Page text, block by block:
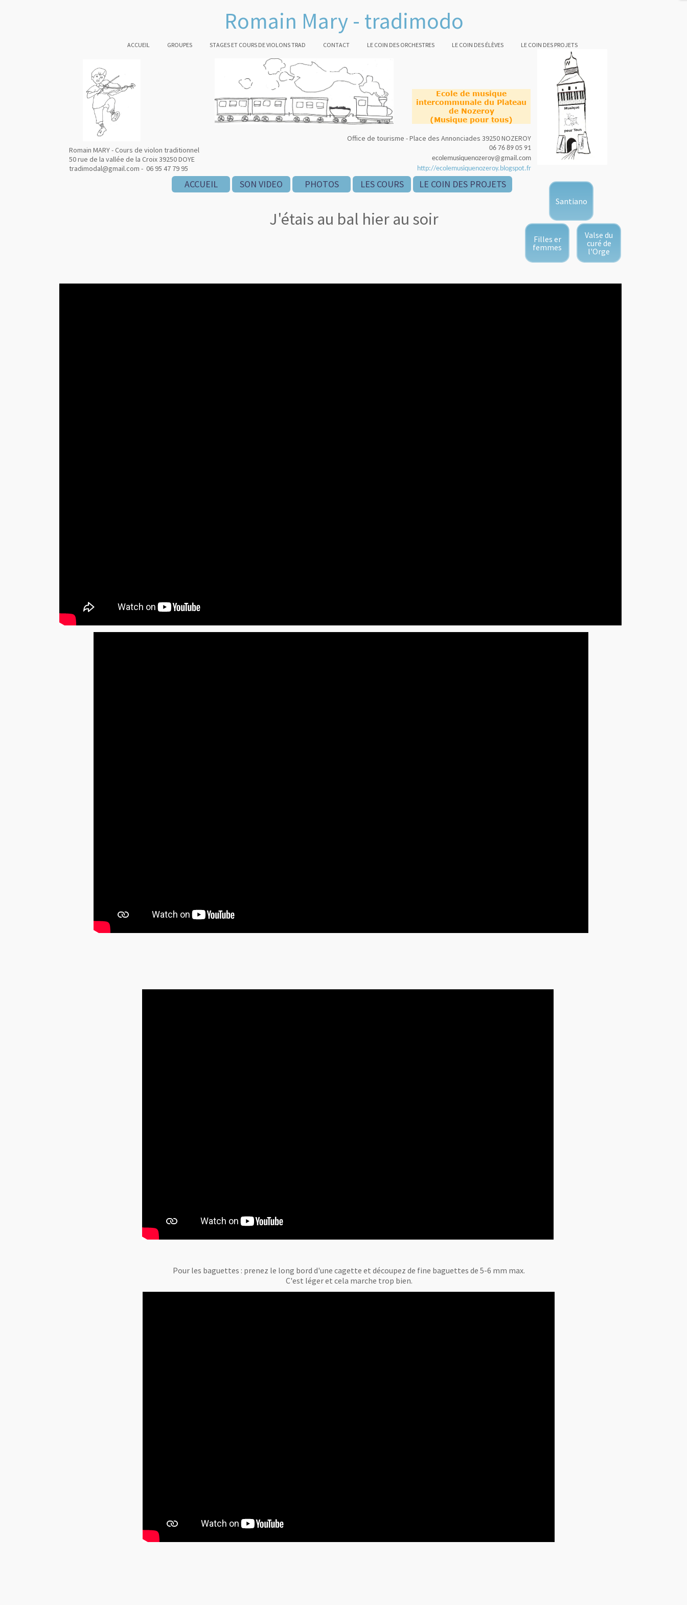
Romain Mary - tradimodo
ACCUEIL GROUPES STAGES ET COURS DE VIOLONS TRAD CONTACT LE COIN DES ORCHESTRES LE COIN DES ÉLÈVES LE COIN DES PROJETS
Ecole de musique
intercommunale du Plateau
de Nozeroy
(Musique pour tous)
Office de tourisme - Place des Annonciades 39250 NOZEROY
06 76 89 05 91
ecolemusiquenozeroy@gmail.com
http://ecolemusiquenozeroy.blogspot.fr
Romain MARY - Cours de violon traditionnel
50 rue de la vallée de la Croix 39250 DOYE
tradimodal@gmail.com - 06 95 47 79 95
SON VIDEO PHOTOS
ACCUEIL LE COIN DES PROJETS
LES COURS
Santiano
J'étais au bal hier au soir
Valse du
curé de
l'Orge
Filles er
femmes
Pour les baguettes : prenez le long bord d'une cagette et découpez de fine baguettes de 5-6 mm max.
C'est léger et cela marche trop bien.